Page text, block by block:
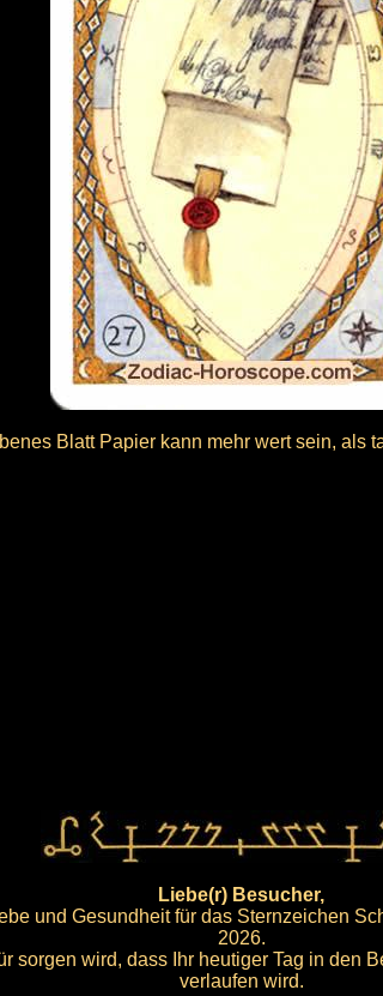
Blatt Papier kann mehr wert sein, als
Liebe(r) Besucher,
und Gesundheit für das Sternzeichen
2026.
sorgen wird, dass Ihr heutiger Tag in den
verlaufen wird.